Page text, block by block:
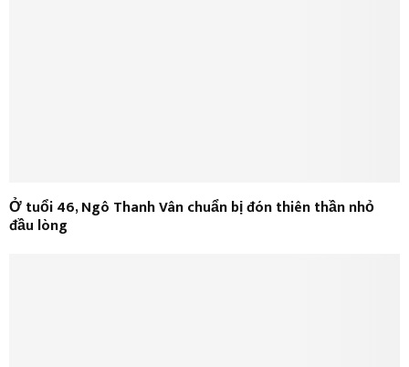
Ở tuổi 46, Ngô Thanh Vân chuẩn bị đón thiên thần nhỏ
đầu lòng